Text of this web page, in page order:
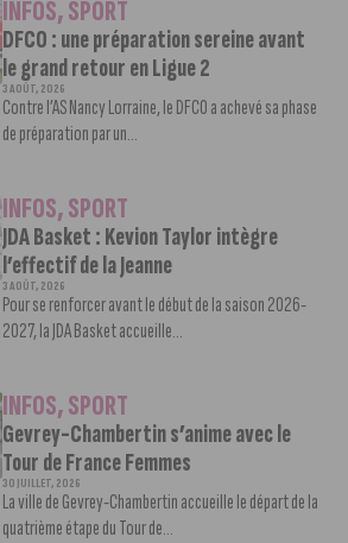
INFOS,SPORT
DFCO : une préparation sereine avant
le grand retour en Ligue 2
3 AOÛT, 2026
Contre l’AS Nancy Lorraine, le DFCO a achevé sa phase
de préparation par un...
INFOS,SPORT
JDA Basket : Kevion Taylor intègre
l’effectif de la Jeanne
3 AOÛT, 2026
Pour se renforcer avant le début de la saison 2026-
2027, la JDA Basket accueille...
INFOS,SPORT
Gevrey-Chambertin s’anime avec le
Tour de France Femmes
30 JUILLET, 2026
La ville de Gevrey-Chambertin accueille le départ de la
quatrième étape du Tour de...